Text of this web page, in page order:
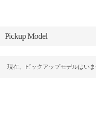
Pickup Model
現在、ピックアップモデルはいま